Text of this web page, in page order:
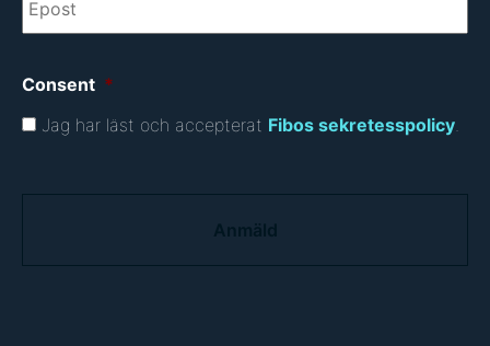
Consent *
Jag har läst och accepterat Fibos sekretesspolicy.